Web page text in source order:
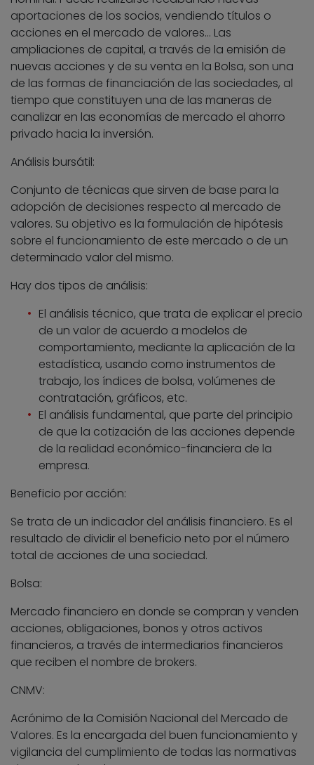
aportaciones de los socios, vendiendo títulos o
acciones en el mercado de valores… Las
ampliaciones de capital, a través de la emisión de
nuevas acciones y de su venta en la Bolsa, son una
de las formas de financiación de las sociedades, al
tiempo que constituyen una de las maneras de
canalizar en las economías de mercado el ahorro
privado hacia la inversión.
Análisis bursátil:
Conjunto de técnicas que sirven de base para la
adopción de decisiones respecto al mercado de
valores. Su objetivo es la formulación de hipótesis
sobre el funcionamiento de este mercado o de un
determinado valor del mismo.
Hay dos tipos de análisis:
El análisis técnico, que trata de explicar el precio
de un valor de acuerdo a modelos de
comportamiento, mediante la aplicación de la
estadística, usando como instrumentos de
trabajo, los índices de bolsa, volúmenes de
contratación, gráficos, etc.
El análisis fundamental, que parte del principio
de que la cotización de las acciones depende
de la realidad económico-financiera de la
empresa.
Beneficio por acción:
Se trata de un indicador del análisis financiero. Es el
resultado de dividir el beneficio neto por el número
total de acciones de una sociedad.
Bolsa:
Mercado financiero en donde se compran y venden
acciones, obligaciones, bonos y otros activos
financieros, a través de intermediarios financieros
que reciben el nombre de brokers.
CNMV:
Acrónimo de la Comisión Nacional del Mercado de
Valores. Es la encargada del buen funcionamiento y
vigilancia del cumplimiento de todas las normativas